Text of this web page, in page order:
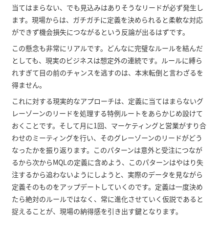
当てはまらない、でも見込みはありそうなリードが必ず発生し
ます。現場からは、ガチガチに定義を決められると柔軟な対応
ができず機会損失につながるという反論が出るはずです。
この懸念も非常にリアルです。どんなに完璧なルールを結んだ
としても、現実のビジネスは想定外の連続です。ルールに縛ら
れすぎて目の前のチャンスを逃すのは、本末転倒と言わざるを
得ません。
これに対する現実的なアプローチは、定義に当てはまらないグ
レーゾーンのリードを処理する特例ルートをあらかじめ設けて
おくことです。そして月に1回、マーケティングと営業がすり合
わせのミーティングを行い、そのグレーゾーンのリードがどう
なったかを振り返ります。このパターンは意外と受注につなが
るから次からMQLの定義に含めよう、このパターンはやはり失
注するから追わないようにしようと、実際のデータを見ながら
定義そのものをアップデートしていくのです。定義は一度決め
たら絶対のルールではなく、常に進化させていく仮説であると
捉えることが、現場の納得感を引き出す鍵となります。